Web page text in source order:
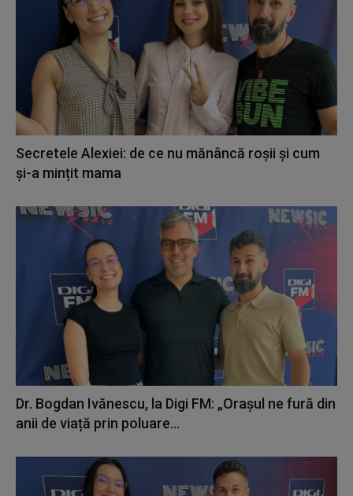
Secretele Alexiei: de ce nu mănâncă roșii și cum
și-a mințit mama
Dr. Bogdan Ivănescu, la Digi FM: „Orașul ne fură din
anii de viață prin poluare...